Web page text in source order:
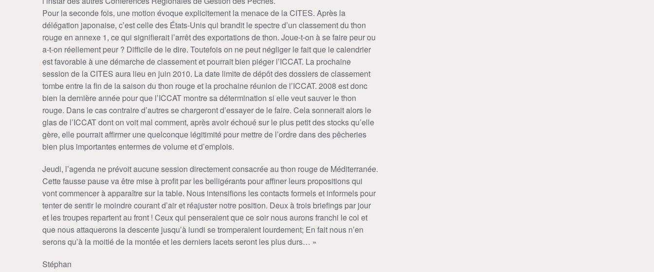
Pour la seconde fois, une motion évoque explicitement la menace de la CITES. Après la
délégation japonaise, c’est celle des États-Unis qui brandit le spectre d’un classement du thon
rouge en annexe 1, ce qui signifierait l’arrêt des exportations de thon. Joue-t-on à se faire peur ou
a-t-on réellement peur ? Difficile de le dire. Toutefois on ne peut négliger le fait que le calendrier
est favorable à une démarche de classement et pourrait bien piéger l’ICCAT. La prochaine
session de la CITES aura lieu en juin 2010. La date limite de dépôt des dossiers de classement
tombe entre la fin de la saison du thon rouge et la prochaine réunion de l’ICCAT. 2008 est donc
bien la dernière année pour que l’ICCAT montre sa détermination si elle veut sauver le thon
rouge. Dans le cas contraire d’autres se chargeront d’essayer de le faire. Cela sonnerait alors le
glas de l’ICCAT dont on voit mal comment, après avoir échoué sur le plus petit des stocks qu’elle
gère, elle pourrait affirmer une quelconque légitimité pour mettre de l’ordre dans des pêcheries
bien plus importantes entermes de volume et d’emplois.
Jeudi, l’agenda ne prévoit aucune session directement consacrée au thon rouge de Méditerranée.
Cette fausse pause va être mise à profit par les belligérants pour affiner leurs propositions qui
vont commencer à apparaître sur la table. Nous intensifions les contacts formels et informels pour
tenter de sentir le moindre courant d’air et réajuster notre position. Deux à trois briefings par jour
et les troupes repartent au front ! Ceux qui penseraient que ce soir nous aurons franchi le col et
que nous attaquerons la descente jusqu’à lundi se tromperaient lourdement; En fait nous n’en
serons qu’à la moitié de la montée et les derniers lacets seront les plus durs… »
Stéphan